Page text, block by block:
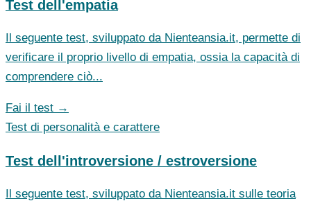
Test dell'empatia
Il seguente test, sviluppato da Nienteansia.it, permette di
verificare il proprio livello di empatia, ossia la capacità di
comprendere ciò...
Fai il test →
Test di personalità e carattere
Test dell'introversione / estroversione
Il seguente test, sviluppato da Nienteansia.it sulle teoria